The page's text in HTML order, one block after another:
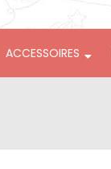
ACCESSOIRES